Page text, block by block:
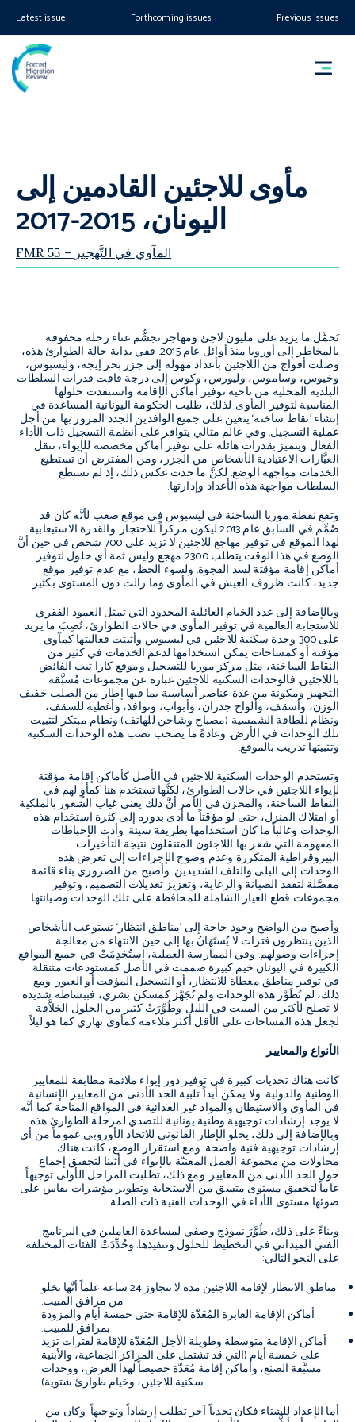
Latest issue Forthcoming issues Previous issues
مأوى للاجئين القادمين إلى
اليونان، 2015-2017
FMR 55 – المآوي في التَّهجير
تَحمَّل ما يزيد على مليون لاجئ ومهاجر تجشُّم عناء رحلة محفوفة
بالمخاطر إلى أوروبا منذ أوائل عام 2015. ففي بداية حالة الطوارئ هذه،
وصلت أفواج من اللاجئين بأعداد مهولة إلى جزر بحر إيجه، وليسبوس،
وخيوس، وساموس، وليورس، وكوس إلى درجة فاقت قدرات السلطات
البلدية المحلية من ناحية توفير أماكن الإقامة واستنفدت حلولها
المناسبة لتوفير المأوى. لذلك، طلبت الحكومة اليونانية المساعدة في
إنشاء ’نقاط ساخنة‘ يتعين على جميع الوافدين الجدد المرور بها من أجل
عملية التسجيل. وفي عالم مثالي يتوافر على أنظمة التسجيل ذات الأداء
الفعال ويتميز بقدرات هائلة على توفير أماكن مخصصة للإيواء، تنقل
العبَّارات الاعتيادية الأشخاص من الجزر، ومن المفترض أن تستطيع
الخدمات مواجهة الوضع. لكنَّ ما حدث عكس ذلك، إذ لم تستطع
السلطات مواجهة هذه الأعداد وإدارتها.
وتقع نقطة موريا الساخنة في ليسبوس في موقع صعب لأنَّه كان قد
صُمِّم في السابق عام 2013 ليكون مركزاً للاحتجاز. والقدرة الاستيعابية
لهذا الموقع في توفير مهاجع للاجئين لا تزيد على 700 شخص في حين أنَّ
الوضع في هذا الوقت يتطلب 2300 مهجع وليس ثمة أي حلول لتوفير
أماكن إقامة مؤقتة لسد الفجوة. ولسوء الحظ، مع عدم توفير موقع
جديد، كانت ظروف العيش في المأوى وما زالت دون المستوى بكثير.
وبالإضافة إلى عدد الخيام العائلية المحدود التي تمثل العمود الفقري
للاستجابة العالمية في توفير المأوى في حالات الطوارئ، نُصِبَ ما يزيد
على 300 وحدة سكنية للاجئين في ليسبوس وأثبتت فعاليتها كمآوي
مؤقتة أو كمساحات يمكن استخدامها لدعم الخدمات في كثير من
النقاط الساخنة، مثل مركز موريا للتسجيل وموقع كارا تيب الفائض
باللاجئين. فالوحدات السكنية للاجئين عبارة عن مجموعات مُسبَّقة
التجهيز ومكونة من عدة عناصر أساسية بما فيها إطار من الصلب خفيف
الوزن، وأسقف، وألواح جدران، وأبواب، ونوافذ، وأغطية للسقف،
ونظام للطاقة الشمسية (مصباح وشاحن للهاتف) ونظام مبتكر لتثبيت
تلك الوحدات في الأرض. وعادةً ما يصحب نصب هذه الوحدات السكنية
وتثبيتها تدريب بالموقع.
وتستخدم الوحدات السكنية للاجئين في الأصل كأماكن إقامة مؤقتة
لإيواء اللاجئين في حالات الطوارئ، لكنَّها تستخدم هنا كمأوٍ لهم في
النقاط الساخنة، والمحزن في الأمر أنَّ ذلك يعني غياب الشعور بالملكية
أو امتلاك المنزل، حتى لو مؤقتاً ما أدى بدوره إلى كثرة استخدام هذه
الوحدات وغالباً ما كان استخدامها بطريقة سيئة. وأدت الإحباطات
المفهومة التي شعر بها اللاجئون المتنقلون نتيجة التأخيرات
البيروقراطية المتكررة وعدم وضوح الإجراءات إلى تعرض هذه
الوحدات إلى البلى والتلف الشديدين. وأصبح من الضروري بناء قائمة
مفصَّلة لتفقد الصيانة والرعاية، وتعزيز تعديلات التصميم، وتوفير
مجموعات قطع الغيار الشاملة للمحافظة على تلك الوحدات وصيانتها.
وأصبح من الواضح وجود حاجة إلى ’مناطق انتظار‘ تستوعب الأشخاص
الذين ينتظرون فترات لا يُستَهَانُ بها إلى حين الانتهاء من معالجة
إجراءات وصولهم. وفي الممارسة العملية، استُخدِمَتْ في جميع المواقع
الكبيرة في اليونان خيم كبيرة صممت في الأصل كمستودعات متنقلة
في توفير مناطق مغطاة للانتظار، أو التسجيل المؤقت أو العبور. ومع
ذلك، لم تُطَوَّر هذه الوحدات ولم تُجَهَّز كمسكن بشري، فببساطة شديدة
لا تصلح لأكثر من المبيت في الليل. وطُوِّرَتْ كثير من الحلول الخلاَّقة
لجعل هذه المساحات على الأقل أكثر ملاءمة كمأوى نهاري كما هو ليلاً.
الأنواع والمعايير
كانت هناك تحديات كبيرة في توفير دور إيواء ملائمة مطابقة للمعايير
الوطنية والدولية. ولا يمكن أبداً تلبية الحد الأدنى من المعايير الإنسانية
في المأوى والاستيطان والمواد غير الغذائية في المواقع المتاحة كما أنَّه
لا يوجد إرشادات توجيهية وطنية يونانية للتصدي لمرحلة الطوارئ هذه.
وبالإضافة إلى ذلك، يخلو الإطار القانوني للاتحاد الأوروبي عموماً من أي
إرشادات توجيهية فنية واضحة. ومع استقرار الوضع، كانت هناك
محاولات من مجموعة العمل المعنيّة بالإيواء في أثينا لتحقيق إجماع
حول الحد الأدنى من المعايير. ومع ذلك، تطلبت المراحل الأولى توجيهاً
عاماً لتحقيق مستوى متسق من الاستجابة وتطوير مؤشرات يقاس على
ضوئها مستوى الأداء في الوحدات الفنية ذات الصلة.
وبناءً على ذلك، طُوَّرَ نموذج وصفي لمساعدة العاملين في البرنامج
الفني الميداني في التخطيط للحلول وتنفيذها. وحُدِّدَتْ الفئات المختلفة
على النحو التالي:
مناطق الانتظار لإقامة اللاجئين مدة لا تتجاوز 24 ساعة علماً أنَّها تخلو
من مرافق المبيت.
أماكن الإقامة العابرة المُعَدّة للإقامة حتى خمسة أيام والمزودة
بمرافق للمبيت.
أماكن الإقامة متوسطة وطويلة الأجل المُعَدّة للإقامة لفترات تزيد
على خمسة أيام (التي قد تشتمل على المراكز الجماعية، والأبنية
مسبَّقة الصنع، وأماكن إقامة مُعَدّة خصيصاً لهذا الغرض، ووحدات
سكنية للاجئين، وخيام طوارئ شتوية)
أما الإعداد للشتاء فكان تحدياً آخر تطلب إرشاداً وتوجيهاً. وكان من